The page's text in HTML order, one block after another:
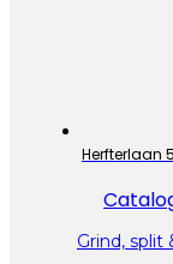
Herfterlaan
Grind, split